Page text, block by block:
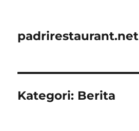
padrirestaurant.net
Kategori: Berita